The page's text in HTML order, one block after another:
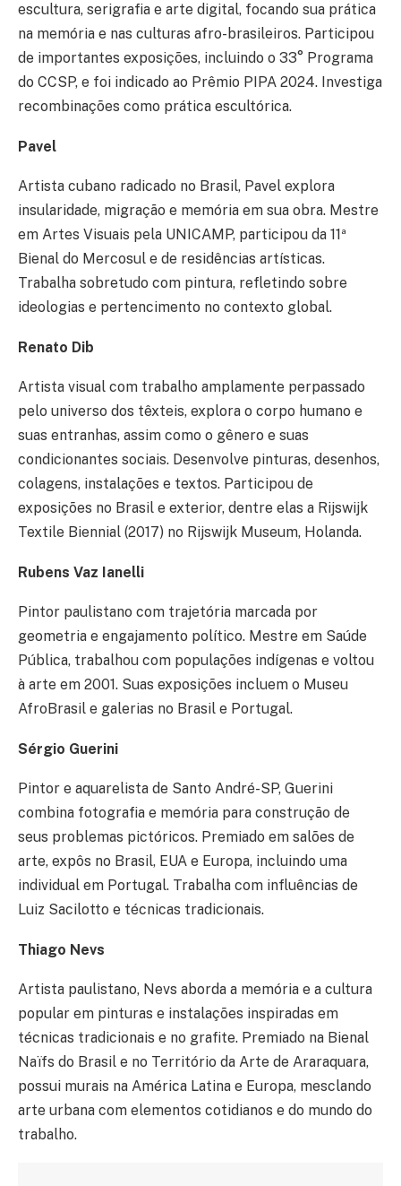
escultura, serigrafia e arte digital, focando sua prática
na memória e nas culturas afro-brasileiros. Participou
de importantes exposições, incluindo o 33° Programa
do CCSP, e foi indicado ao Prêmio PIPA 2024. Investiga
recombinações como prática escultórica.
Pavel
Artista cubano radicado no Brasil, Pavel explora
insularidade, migração e memória em sua obra. Mestre
em Artes Visuais pela UNICAMP, participou da 11ª
Bienal do Mercosul e de residências artísticas.
Trabalha sobretudo com pintura, refletindo sobre
ideologias e pertencimento no contexto global.
Renato Dib
Artista visual com trabalho amplamente perpassado
pelo universo dos têxteis, explora o corpo humano e
suas entranhas, assim como o gênero e suas
condicionantes sociais. Desenvolve pinturas, desenhos,
colagens, instalações e textos. Participou de
exposições no Brasil e exterior, dentre elas a Rijswijk
Textile Biennial (2017) no Rijswijk Museum, Holanda.
Rubens Vaz Ianelli
Pintor paulistano com trajetória marcada por
geometria e engajamento político. Mestre em Saúde
Pública, trabalhou com populações indígenas e voltou
à arte em 2001. Suas exposições incluem o Museu
AfroBrasil e galerias no Brasil e Portugal.
Sérgio Guerini
Pintor e aquarelista de Santo André-SP, Guerini
combina fotografia e memória para construção de
seus problemas pictóricos. Premiado em salões de
arte, expôs no Brasil, EUA e Europa, incluindo uma
individual em Portugal. Trabalha com influências de
Luiz Sacilotto e técnicas tradicionais.
Thiago Nevs
Artista paulistano, Nevs aborda a memória e a cultura
popular em pinturas e instalações inspiradas em
técnicas tradicionais e no grafite. Premiado na Bienal
Naïfs do Brasil e no Território da Arte de Araraquara,
possui murais na América Latina e Europa, mesclando
arte urbana com elementos cotidianos e do mundo do
trabalho.